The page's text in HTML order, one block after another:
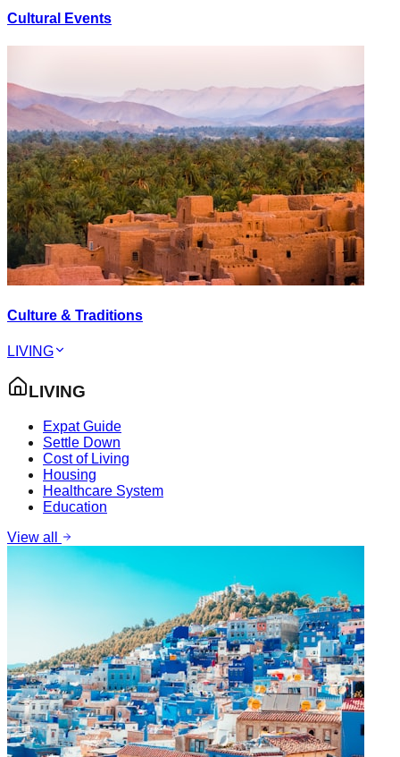
Cultural Events
Culture & Traditions
LIVING
LIVING
Expat Guide
Settle Down
Cost of Living
Housing
Healthcare System
Education
View all